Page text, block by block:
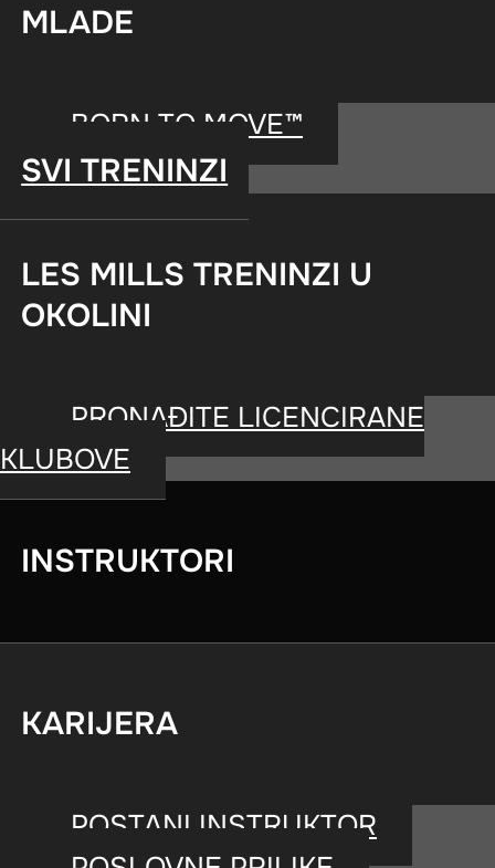
MLADE
BORN TO MOVE™
SVI TRENINZI
LES MILLS TRENINZI U
OKOLINI
PRONAĐITE LICENCIRANE
KLUBOVE
INSTRUKTORI
KARIJERA
POSTANI INSTRUKTOR
fitnes kluba